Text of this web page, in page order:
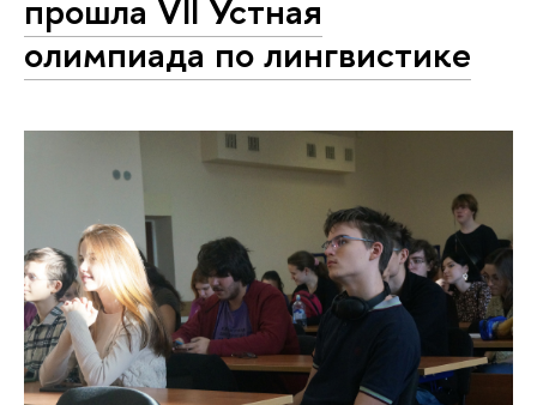
прошла VII Устная
олимпиада по лингвистике